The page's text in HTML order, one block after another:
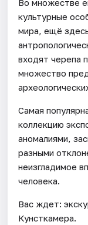
Во множестве
культурные
мира, ещё
входят черепа
множество
Самая
коллекцию
аномалиями,
разными
неизгладимое
человека.
Вас ждет:
Кунсткамера.